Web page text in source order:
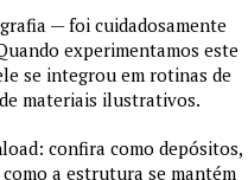
— foi cuidadosamente
experimentamos este
se integrou em rotinas de
materiais ilustrativos.
confira como depósitos,
a estrutura se mantém